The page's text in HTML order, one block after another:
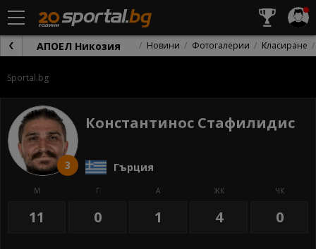
АПОЕЛ Никозия Новини Фотогалерии Класиране
Sportal.bg
3
Константинос Стафилидис
Гърция
М
11
Г
0
А
1
ЖК
4
ЧК
0